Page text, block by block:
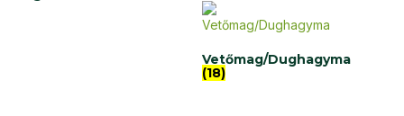
Vetőmag/Dughagyma
(18)